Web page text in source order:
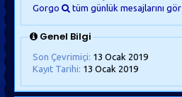
Gorgo
tüm günlük mesajlarını gör
Genel Bilgi
Son Çevrimiçi: 13 Ocak 2019
Kayıt Tarihi: 13 Ocak 2019